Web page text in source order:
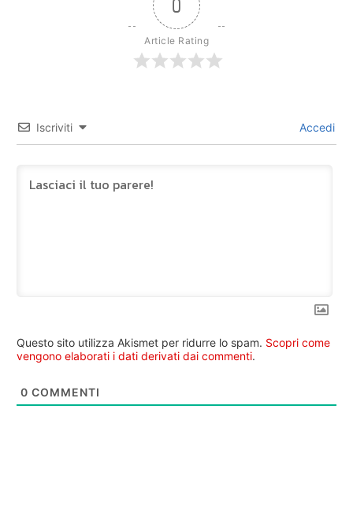
0
Article Rating
Iscriviti Accedi
Questo sito utilizza Akismet per ridurre lo spam. Scopri come
vengono elaborati i dati derivati dai commenti.
0 COMMENTI